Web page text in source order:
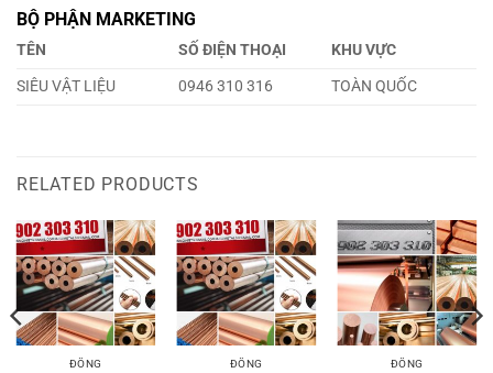
BỘ PHẬN MARKETING
TÊN SỐ ĐIỆN THOẠI
KHU VỰC
SIÊU VẬT LIỆU
0946 310 316 TOÀN QUỐC
RELATED PRODUCTS
ĐỒNG ĐỒNG ĐỒNG